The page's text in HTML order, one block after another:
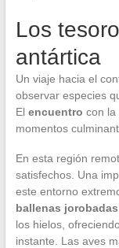
Los
antártica
Un viaje hacia el
observar especies
El encuentro con la
momentos
En esta región
satisfechos. Una
este entorno
ballenas jorobadas
los hielos,
instante. Las aves